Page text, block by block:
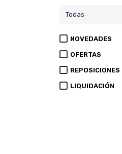
NOVEDADES
OFERTAS
REPOSICIONES
LIQUIDACIÓN